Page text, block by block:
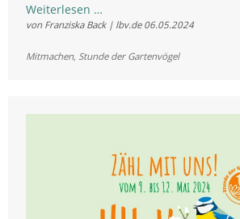
Weiterlesen …
Vatertag
von Franziska Back | lbv.de 06.05.2024
Mitmachen, Stunde der Gartenvögel